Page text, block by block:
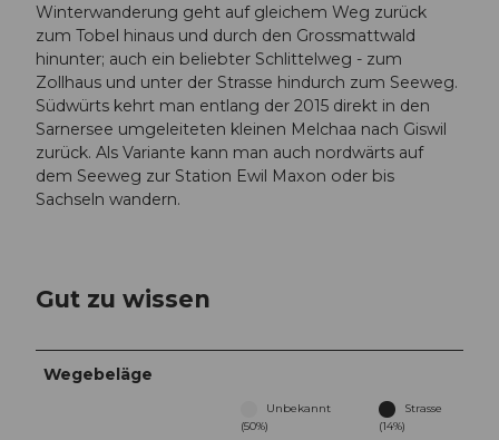
Winterwanderung geht auf gleichem Weg zurück
zum Tobel hinaus und durch den Grossmattwald
hinunter; auch ein beliebter Schlittelweg - zum
Zollhaus und unter der Strasse hindurch zum Seeweg.
Südwürts kehrt man entlang der 2015 direkt in den
Sarnersee umgeleiteten kleinen Melchaa nach Giswil
zurück. Als Variante kann man auch nordwärts auf
dem Seeweg zur Station Ewil Maxon oder bis
Sachseln wandern.
Gut zu wissen
Wegebeläge
Unbekannt
(50%)
Strasse
(14%)